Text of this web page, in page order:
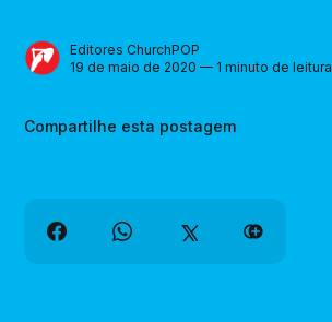
Editores ChurchPOP
19 de maio de 2020 — 1 minuto de leitura
Compartilhe esta postagem